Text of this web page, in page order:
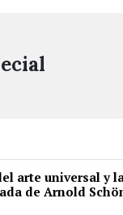
arte universal y
de Arnold